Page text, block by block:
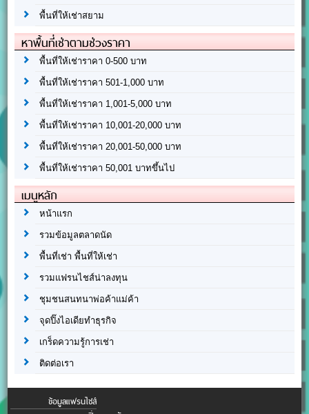
พื้นที่ให้เช่าสยาม
หาพื้นที่เช่าตามช่วงราคา
พื้นที่ให้เช่าราคา 0-500 บาท
พื้นที่ให้เช่าราคา 501-1,000 บาท
พื้นที่ให้เช่าราคา 1,001-5,000 บาท
พื้นที่ให้เช่าราคา 10,001-20,000 บาท
พื้นที่ให้เช่าราคา 20,001-50,000 บาท
พื้นที่ให้เช่าราคา 50,001 บาทขึ้นไป
เมนูหลัก
หน้าแรก
รวมข้อมูลตลาดนัด
พื้นที่เช่า พื้นที่ให้เช่า
รวมแฟรนไชส์น่าลงทุน
ชุมชนสนทนาพ่อค้าแม่ค้า
จุดปิ๊งไอเดียทำธุรกิจ
เกร็ดความรู้การเช่า
ติดต่อเรา
ข้อมูลแฟรนไชส์